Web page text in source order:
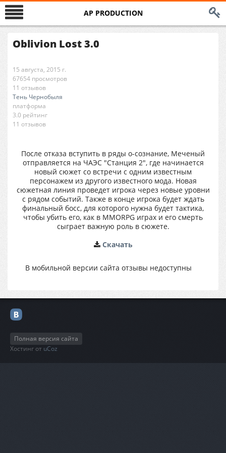
AP PRODUCTION
Oblivion Lost 3.0
15 августа, 2015 г.
67654 просмотров
11 отзывов
Тень Чернобыля
платформа
3.0 рейтинг
11 отзывов
После отказа вступить в ряды о-сознание, Меченый
отправляется на ЧАЭС "Станция 2", где начинается
новый сюжет со встречи с одним известным
персонажем из другого известного мода. Новая
сюжетная линия проведет игрока через новые уровни
с рядом событий. Также в конце игрока будет ждать
финальный босс, для которого нужна будет тактика,
чтобы убить его, как в MMORPG играх и его смерть
сыграет важную роль в сюжете.
Cкачать
В мобильной версии сайта отзывы недоступны
Полная версия сайта
Хостинг от uCoz